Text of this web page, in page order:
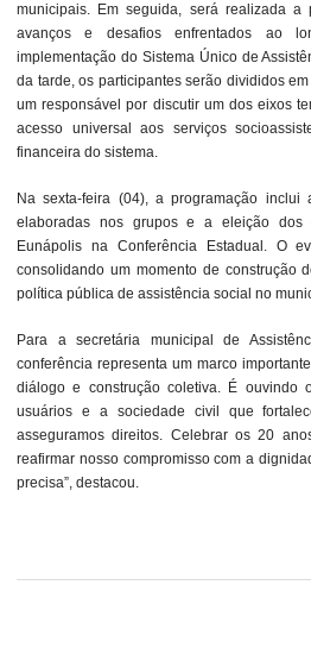
municipais. Em seguida, será realizada a
avanços e desafios enfrentados ao
implementação do Sistema Único de
da tarde, os participantes serão divididos
um responsável por discutir um dos eixos
acesso universal aos serviços
financeira do sistema.
Na sexta-feira (04), a programação inclui
elaboradas nos grupos e a eleição dos
Eunápolis na Conferência Estadual. O
consolidando um momento de construção
política pública de assistência social no
Para a secretária municipal de
conferência representa um marco
diálogo e construção coletiva. É ouvindo
usuários e a sociedade civil que
asseguramos direitos. Celebrar os 20
reafirmar nosso compromisso com a
precisa”, destacou.